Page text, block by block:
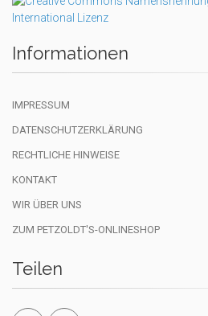
Informationen
IMPRESSUM
DATENSCHUTZERKLÄRUNG
RECHTLICHE HINWEISE
KONTAKT
WIR ÜBER UNS
ZUM PETZOLDT'S-ONLINESHOP
Teilen